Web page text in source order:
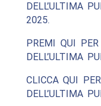
DELL’ULTIMA
2025.
PREMI QUI
DELL’ULTIMA
CLICCA QUI
DELL’ULTIMA